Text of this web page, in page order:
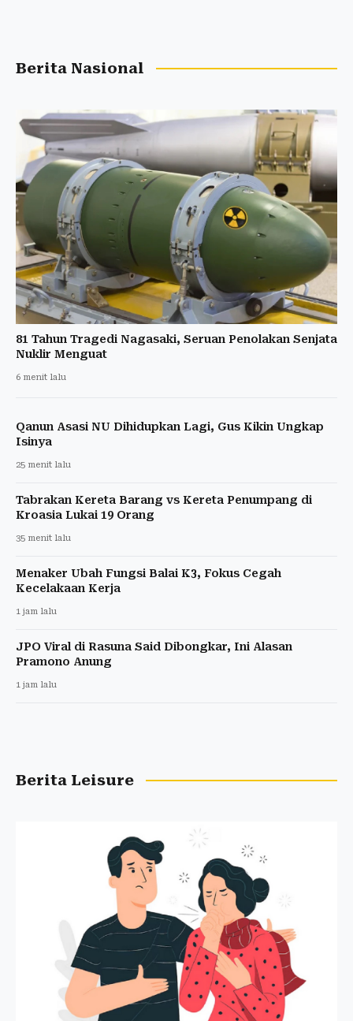
Berita Nasional
81 Tahun Tragedi Nagasaki, Seruan Penolakan Senjata
Nuklir Menguat
6 menit lalu
Qanun Asasi NU Dihidupkan Lagi, Gus Kikin Ungkap
Isinya
25 menit lalu
Tabrakan Kereta Barang vs Kereta Penumpang di
Kroasia Lukai 19 Orang
35 menit lalu
Menaker Ubah Fungsi Balai K3, Fokus Cegah
Kecelakaan Kerja
1 jam lalu
JPO Viral di Rasuna Said Dibongkar, Ini Alasan
Pramono Anung
1 jam lalu
Berita Leisure